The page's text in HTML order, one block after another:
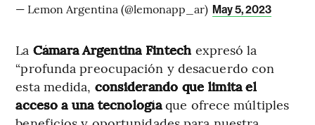
— Lemon Argentina (@lemonapp_ar) May 5, 2023
La Cámara Argentina Fintech expresó la
“profunda preocupación y desacuerdo con
esta medida, considerando que limita el
acceso a una tecnologíaque ofrece múltiples